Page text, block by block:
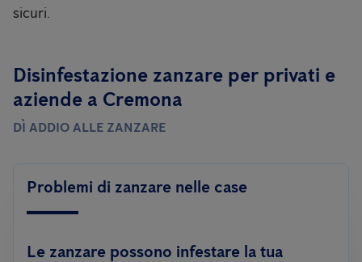
sicuri.
Disinfestazione zanzare per privati ​​e
aziende a Cremona
DÌ ADDIO ALLE ZANZARE
Problemi di zanzare nelle case
Le zanzare possono infestare la tua